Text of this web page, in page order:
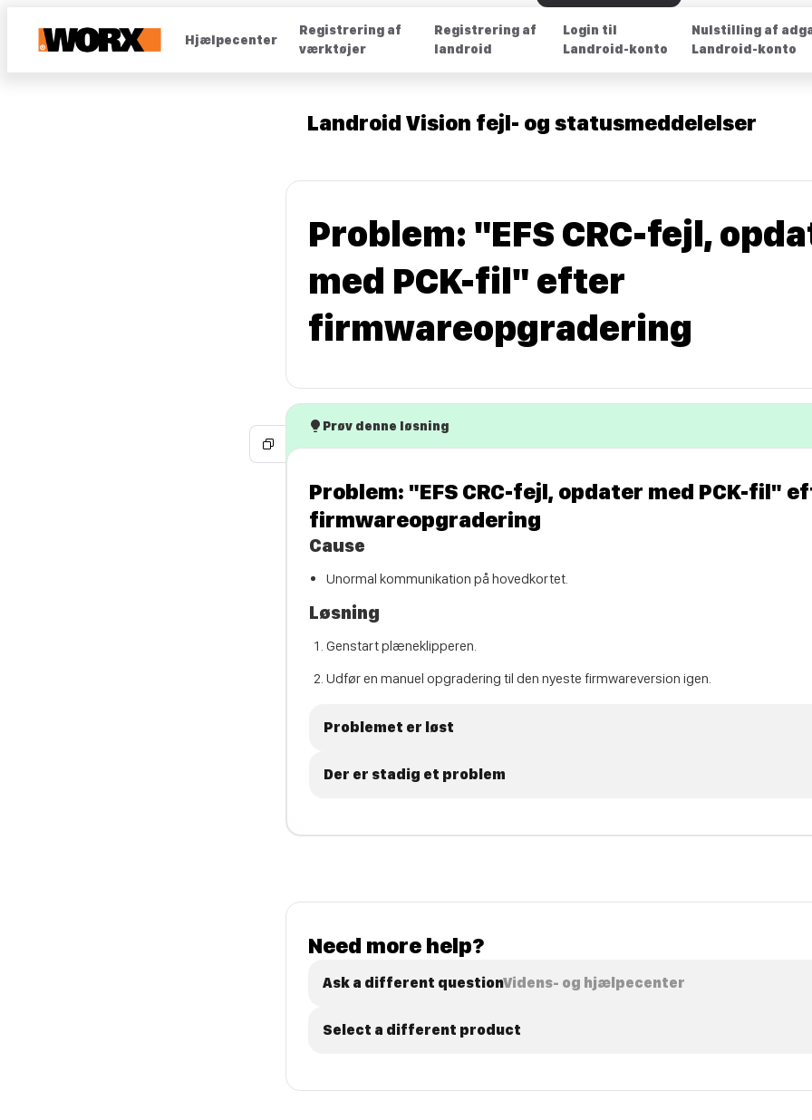
Hjælpecenter
Registrering af
værktøjer
Registrering af
landroid
Login til
Landroid-konto
Nulstilling af
Landroid-konto
Landroid Vision fejl- og statusmeddelelser
Problem: "EFS CRC-fejl,
med PCK-fil" efter
firmwareopgradering
Prøv denne løsning
Problem: "EFS CRC-fejl, opdater med PCK-fil"
firmwareopgradering
Cause
Unormal kommunikation på hovedkortet.
Løsning
Genstart plæneklipperen.
Udfør en manuel opgradering til den nyeste firmwareversion igen.
Problemet er løst
Der er stadig et problem
Need more help?
Ask a different questionVidens- og hjælpecenter
Select a different product